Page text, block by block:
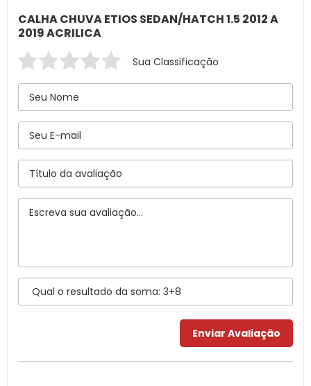
CALHA CHUVA ETIOS SEDAN/HATCH 1.5 2012 A
2019 ACRILICA
Sua Classificação